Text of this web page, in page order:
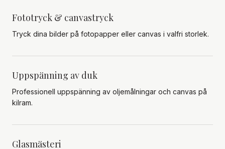
Fototryck & canvastryck
Tryck dina bilder på fotopapper eller canvas i valfri storlek.
Uppspänning av duk
Professionell uppspänning av oljemålningar och canvas på
kilram.
Glasmästeri